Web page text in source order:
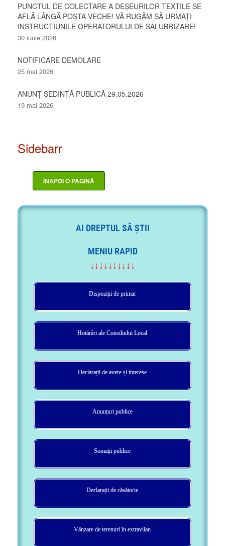
PUNCTUL DE COLECTARE A DEȘEURILOR TEXTILE SE
AFLĂ LÂNGĂ POȘTA VECHE! VĂ RUGĂM SĂ URMAȚI
INSTRUCȚIUNILE OPERATORULUI DE SALUBRIZARE!
30 iunie 2026
NOTIFICARE DEMOLARE
25 mai 2026
ANUNȚ ȘEDINȚĂ PUBLICĂ 29.05.2026
19 mai 2026
Sidebarr
AI DREPTUL SĂ ȘTII
MENIU RAPID
↓↓↓↓↓↓↓↓↓↓
Dispoziții de primar
Hotărâri ale Consiliului Local
Declarații de avere și interese
Anunțuri publice
Somații publice
Declarații de căsătorie
Vânzare de terenuri în extravilan